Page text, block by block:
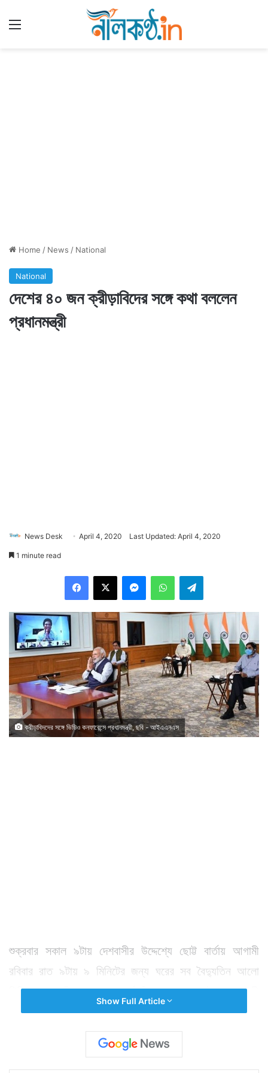
Home / News / National
National
দেশের ৪০ জন ক্রীড়াবিদের সঙ্গে কথা বললেন
প্রধানমন্ত্রী
News Desk April 4, 2020 Last Updated: April 4, 2020
1 minute read
ক্রীড়াবিদদের সঙ্গে ভিডিও কনফারেন্সে প্রধানমন্ত্রী, ছবি - আইএএনএস
শুক্রবার সকাল ৯টায় দেশবাসীর উদ্দেশ্যে ছোট্ট বার্তায় আগামী
রবিবার রাত ৯টায় ৯ মিনিটের জন্য ঘরের সব বৈদ্যুতিন আলো
নিভিয়ে মোমবাতি জ্বালানোর বার্তা দিয়েছেন। এরপরই প্রধানমন্ত্রী
নরেন্দ্র মোদী কথা বলেন দেশের ৪০ জন ক্রীড়াবিদের সঙ্গে। যার
মধ্যে ছিলেন শচীন তেন্ডুলকর, সৌরভ গঙ্গোপাধ্যায়, পিভি সিন্ধু,
পিটি ঊষার মত দেশের বিভিন্ন সময়ের প্রতিভাধর খেলোয়াড়েরা।
Show Full Article